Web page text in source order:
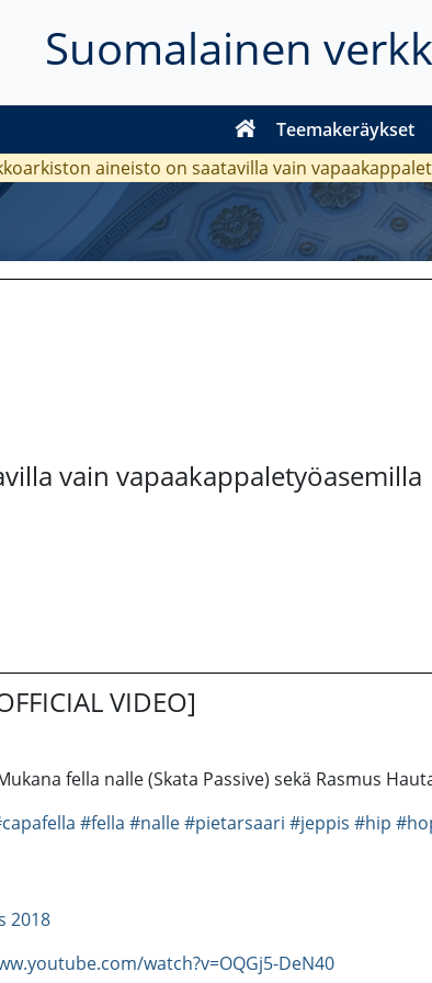
Suomalainen
Teemakeräykset
aineisto on saatavilla vain
vain vapaakappaletyöasemilla
VIDEO]
fella nalle (Skata Passive) sekä Rasmus
#fella #nalle#pietarsaari #jeppis #hip
2018
watch?v=OQGj5-DeN40